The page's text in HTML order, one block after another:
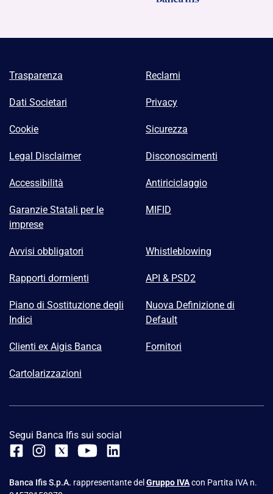
Trasparenza Reclami
Dati Societari Privacy
Cookie Sicurezza
Legal Disclaimer Disconoscimenti
Accessibilità Antiriciclaggio
Garanzie Statali per le
imprese
MIFID
Avvisi obbligatori Whistleblowing
Rapporti dormienti API & PSD2
Piano di Sostituzione degli
Indici
Nuova Definizione di
Default
Clienti ex Aigis Banca Fornitori
Cartolarizzazioni
Segui Banca Ifis sui social
Banca Ifis S.p.A. rappresentante del Gruppo IVAcon Partita IVA n.